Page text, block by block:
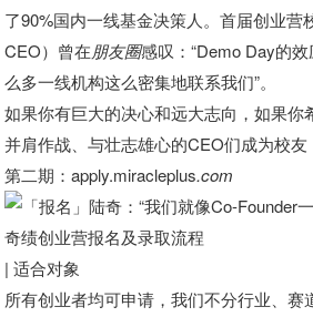
了90%国内一线基金决策人。首届创业营
CEO）曾在朋友圈感叹：“Demo Day的
么多一线机构这么密集地联系我们”。
如果你有巨大的决心和远大志向，如果你
并肩作战、与壮志雄心的CEO们成为校
第二期：apply.miracleplus.com
奇绩创业营报名及录取流程
| 适合对象
所有创业者均可申请，我们不分行业、赛